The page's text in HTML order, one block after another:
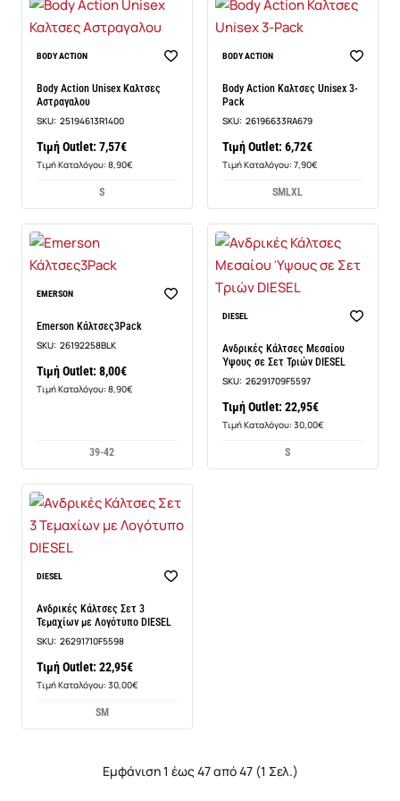
BODY ACTION
Body Action Unisex Καλτσες
Αστραγαλου
SKU: 25194613R1400
Τιμή Outlet: 7,57€
Τιμή Καταλόγου: 8,90€
S
BODY ACTION
Body Action Καλτσες Unisex 3-
Pack
SKU: 26196633RA679
Τιμή Outlet: 6,72€
Τιμή Καταλόγου: 7,90€
SMLXL
EMERSON
Emerson Κάλτσες3Pack
SKU: 26192258BLK
Τιμή Outlet: 8,00€
Τιμή Καταλόγου: 8,90€
39-42
Νέο
DIESEL
Ανδρικές Κάλτσες Μεσαίου
Ύψους σε Σετ Τριών DIESEL
SKU: 26291709F5597
Τιμή Outlet: 22,95€
Τιμή Καταλόγου: 30,00€
S
Νέο
DIESEL
Ανδρικές Κάλτσες Σετ 3
Τεμαχίων με Λογότυπο DIESEL
SKU: 26291710F5598
Τιμή Outlet: 22,95€
Τιμή Καταλόγου: 30,00€
SM
Εμφάνιση 1 έως 47 από 47 (1 Σελ.)